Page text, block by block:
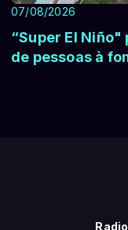
07/08/2026
“Super El
de pessoas à